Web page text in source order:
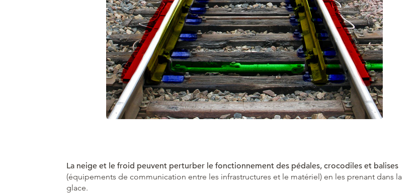
La neige et le froid peuvent perturber le fonctionnement des pédales, crocodiles et balises
(équipements de communication entre les infrastructures et le matériel) en les prenant dans la
glace.